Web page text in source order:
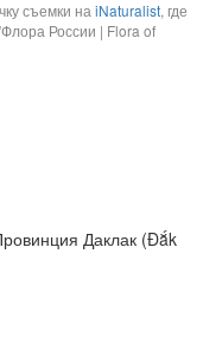
съемки на iNaturalist, где
России | Flora of
Даклак (Đắk